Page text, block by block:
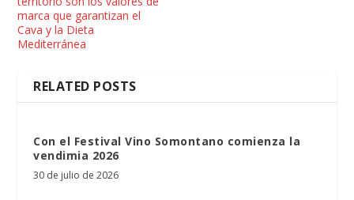
marca que garantizan el
Cava y la Dieta
Mediterránea
RELATED POSTS
Con el Festival Vino Somontano comienza la
vendimia 2026
30 de julio de 2026